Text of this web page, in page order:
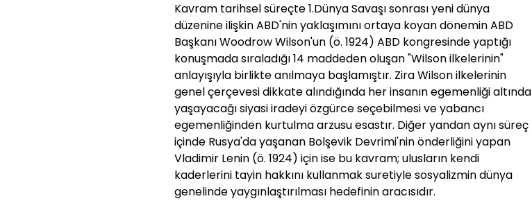
Kavram tarihsel süreçte 1.Dünya Savaşı sonrası yeni dünya
düzenine ilişkin ABD'nin yaklaşımını ortaya koyan dönemin ABD
Başkanı Woodrow Wilson'un (ö. 1924) ABD kongresinde yaptığı
konuşmada sıraladığı 14 maddeden oluşan "Wilson ilkelerinin"
anlayışıyla birlikte anılmaya başlamıştır. Zira Wilson ilkelerinin
genel çerçevesi dikkate alındığında her insanın egemenliği altında
yaşayacağı siyasi iradeyi özgürce seçebilmesi ve yabancı
egemenliğinden kurtulma arzusu esastır. Diğer yandan aynı süreç
içinde Rusya'da yaşanan Bolşevik Devrimi'nin önderliğini yapan
Vladimir Lenin (ö. 1924) için ise bu kavram; ulusların kendi
kaderlerini tayin hakkını kullanmak suretiyle sosyalizmin dünya
genelinde yaygınlaştırılması hedefinin aracısıdır.